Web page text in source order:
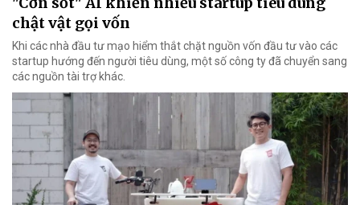
chật vật gọi vốn
Khi các nhà đầu tư mạo hiểm thắt chặt nguồn vốn đầu tư vào các
startup hướng đến người tiêu dùng, một số công ty đã chuyển sang
các nguồn tài trợ khác.